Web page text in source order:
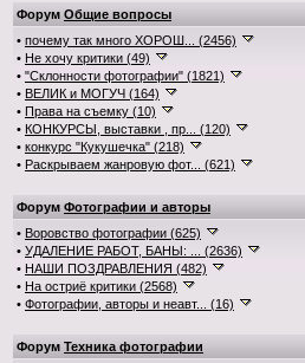
Форум Общие вопросы
• почему так много ХОРОШ... (2456)
• Не хочу критики (49)
• "Склонности фотографии" (1821)
• ВЕЛИК и МОГУЧ (164)
• Права на съемку (10)
• КОНКУРСЫ, выставки , пр... (120)
• конкурс "Кукушечка" (218)
• Раскрываем жанровую фот... (621)
Форум Фотографии и авторы
• Воровство фотографии (625)
• УДАЛЕНИЕ РАБОТ, БАНЫ: ... (2636)
• НАШИ ПОЗДРАВЛЕНИЯ (482)
• На остриё критики (2568)
• Фотографии, авторы и неавт... (16)
Форум Техника фотографии